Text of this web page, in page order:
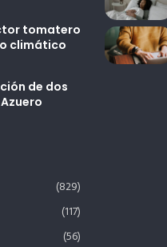
tomatero
climático
de dos
(829)
(117)
(56)